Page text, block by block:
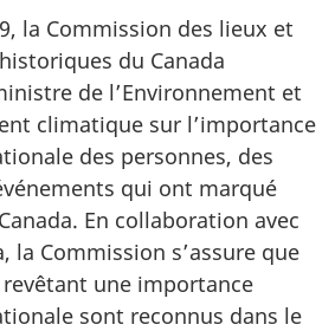
la Commission des lieux et
du Canada
de l’Environnement et
climatique sur l’importance
des personnes, des
qui ont marqué
En collaboration avec
la Commission s’assure que
une importance
sont reconnus dans le